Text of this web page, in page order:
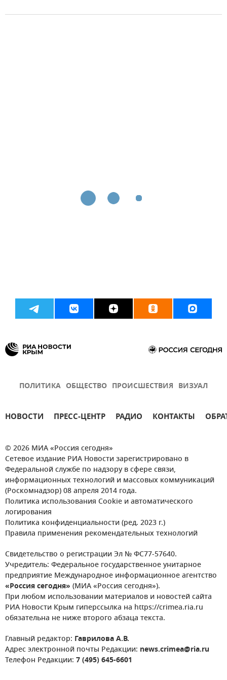
ПОЛИТИКА ОБЩЕСТВО ПРОИСШЕСТВИЯ ВИЗУАЛ
НОВОСТИ ПРЕСС-ЦЕНТР РАДИО КОНТАКТЫ
© 2026 МИА «Россия сегодня»
Сетевое издание РИА Новости зарегистрировано в
Федеральной службе по надзору в сфере связи,
информационных технологий и массовых коммуникаций
(Роскомнадзор) 08 апреля 2014 года.
Политика использования Cookie и автоматического
логирования
Политика конфиденциальности (ред. 2023 г.)
Правила применения рекомендательных технологий
Свидетельство о регистрации Эл № ФС77-57640.
Учредитель: Федеральное государственное унитарное
предприятие Международное информационное агентство
«Россия сегодня» (МИА «Россия сегодня»).
При любом использовании материалов и новостей сайта
РИА Новости Крым гиперссылка на https://crimea.ria.ru
обязательна не ниже второго абзаца текста.
Главный редактор: Гаврилова А.В.
Адрес электронной почты Редакции: news.crimea@ria.ru
Телефон Редакции: 7 (495) 645-6601